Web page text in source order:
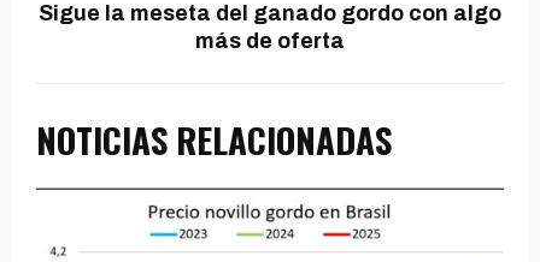
Sigue la meseta del ganado gordo con algo
más de oferta
NOTICIAS RELACIONADAS